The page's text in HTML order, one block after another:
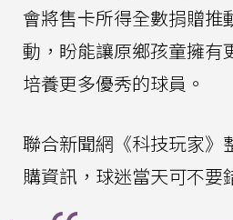
會將售卡所得全數捐贈推
動，盼能讓原鄉孩童擁有
培養更多優秀的球員。
聯合新聞網《科技玩家》
購資訊，球迷當天可不要